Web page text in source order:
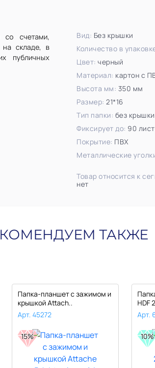
со счетами,
на складе, в
публичных
Вид: Без крышки
Количество в
Цвет: черный
Материал: картон с
Высота мм: 350 мм
Размер: 21*16
Тип папки: без крышки
Фиксирует до: 90
Покрытие: ПВХ
Металлические
Товар относится к
нет
ТАКЖЕ
Папка-планшет с зажимом и
крышкой Attach..
Арт. 45272
15%
HDF
Арт.
10%